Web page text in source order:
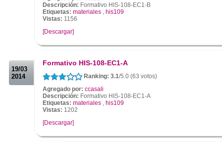
Descripción: Formativo HIS-108-EC1-B
Etiquetas: materiales
his109
Vistas: 1156
[Descargar]
19/03
2014
Formativo HIS-108-EC1-A
Ranking: 3.1/5.0 (63 votos)
Agregado por: ccasali
Descripción: Formativo HIS-108-EC1-A
Etiquetas: materiales
his109
Vistas: 1202
[Descargar]